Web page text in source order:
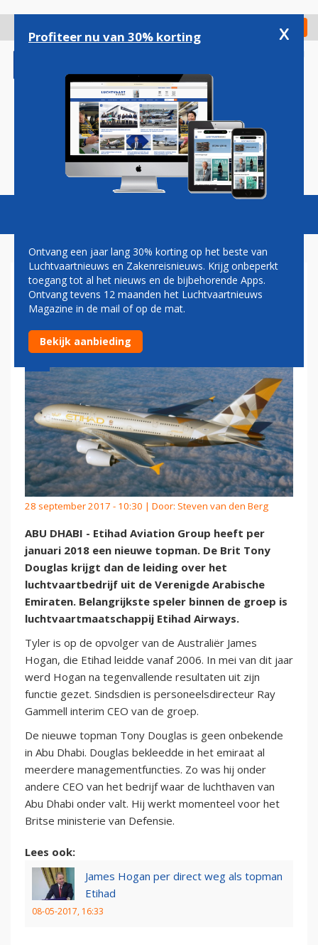
gaan
Check in
Magazine Podcasts Vacatures
ETIHAD AVIATION GROUP
VINDT NIEUWE TOPMAN
28 september 2017 - 10:30 | Door: Steven van den Berg
ABU DHABI - Etihad Aviation Group heeft per
januari 2018 een nieuwe topman. De Brit Tony
Douglas krijgt dan de leiding over het
luchtvaartbedrijf uit de Verenigde Arabische
Emiraten. Belangrijkste speler binnen de groep is
luchtvaartmaatschappij Etihad Airways.
Tyler is op de opvolger van de Australiër James
Hogan, die Etihad leidde vanaf 2006. In mei van dit jaar
werd Hogan na tegenvallende resultaten uit zijn
functie gezet. Sindsdien is personeelsdirecteur Ray
Gammell interim CEO van de groep.
De nieuwe topman Tony Douglas is geen onbekende
in Abu Dhabi. Douglas bekleedde in het emiraat al
meerdere managementfuncties. Zo was hij onder
andere CEO van het bedrijf waar de luchthaven van
Abu Dhabi onder valt. Hij werkt momenteel voor het
Britse ministerie van Defensie.
Lees ook:
James Hogan per direct weg als topman
Etihad
08-05-2017, 16:33
Profiteer nu van 30% korting x
Ontvang een jaar lang 30% korting op het beste van
Luchtvaartnieuws en Zakenreisnieuws. Krijg onbeperkt
toegang tot al het nieuws en de bijbehorende Apps.
Ontvang tevens 12 maanden het Luchtvaartnieuws
Magazine in de mail of op de mat.
Bekijk aanbieding